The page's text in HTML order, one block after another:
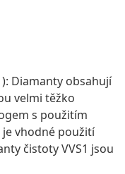
Diamanty obsahují
velmi těžko
s použitím
je vhodné použití
čistoty VVS1 jsou